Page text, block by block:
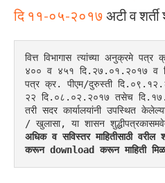
दि ११-०५-२०१७ अटी व शर्ती
वित्त विभागास त्यांच्या अनुक्रमे
४०० व ४५१ दि.२७.०१.२०१७ व
पत्र क्र. पीएम/दुरुस्ती
२२ दि.०८.०२.२०१७ तसेच
तरी सदर कार्यालयांनी उपस्थित
/ खुलासा, या शासन
अधिक व सविस्तर माहितीसाठी
करून download करून माहिती